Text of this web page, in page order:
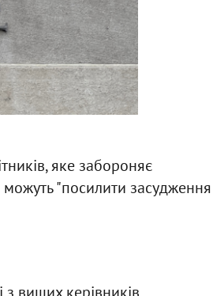
яке забороняє
можуть "посилити засудження